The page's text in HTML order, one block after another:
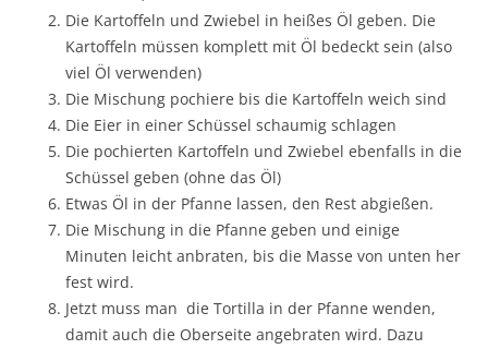
Die Kartoffeln und Zwiebel in heißes Öl geben. Die
Kartoffeln müssen komplett mit Öl bedeckt sein (also
viel Öl verwenden)
Die Mischung pochiere bis die Kartoffeln weich sind
Die Eier in einer Schüssel schaumig schlagen
Die pochierten Kartoffeln und Zwiebel ebenfalls in die
Schüssel geben (ohne das Öl)
Etwas Öl in der Pfanne lassen, den Rest abgießen.
Die Mischung in die Pfanne geben und einige
Minuten leicht anbraten, bis die Masse von unten her
fest wird.
Jetzt muss man die Tortilla in der Pfanne wenden,
damit auch die Oberseite angebraten wird. Dazu